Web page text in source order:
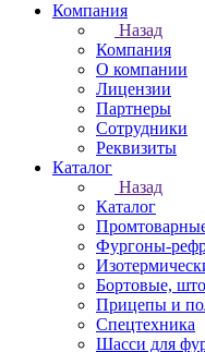
Компания
Назад
Компания
О компании
Лицензии
Партнеры
Сотрудники
Реквизиты
Каталог
Назад
Каталог
Фургоны-
Бортовые,
Прицепы и
Спецтехника
Шасси для